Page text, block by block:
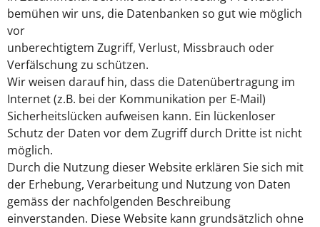
bemühen wir uns, die Datenbanken so gut wie möglich
vor
unberechtigtem Zugriff, Verlust, Missbrauch oder
Verfälschung zu schützen.
Wir weisen darauf hin, dass die Datenübertragung im
Internet (z.B. bei der Kommunikation per E-Mail)
Sicherheitslücken aufweisen kann. Ein lückenloser
Schutz der Daten vor dem Zugriff durch Dritte ist nicht
möglich.
Durch die Nutzung dieser Website erklären Sie sich mit
der Erhebung, Verarbeitung und Nutzung von Daten
gemäss der nachfolgenden Beschreibung
einverstanden. Diese Website kann grundsätzlich ohne